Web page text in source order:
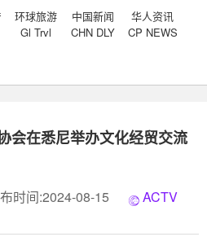
环球旅游
Gl Trvl
中国新闻
CHN DLY
华人资讯
CP NEWS
会在悉尼举办文化经贸交流
时间:2024-08-15
ACTV